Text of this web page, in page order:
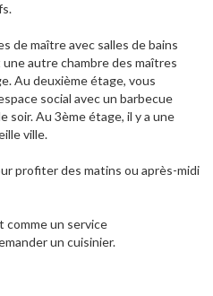
de maître avec salles de bains
autre chambre des maîtres
Au deuxième étage, vous
social avec un barbecue
soir. Au 3ème étage, il y a une
ville.
profiter des matins ou après-midi
un service
un cuisinier.